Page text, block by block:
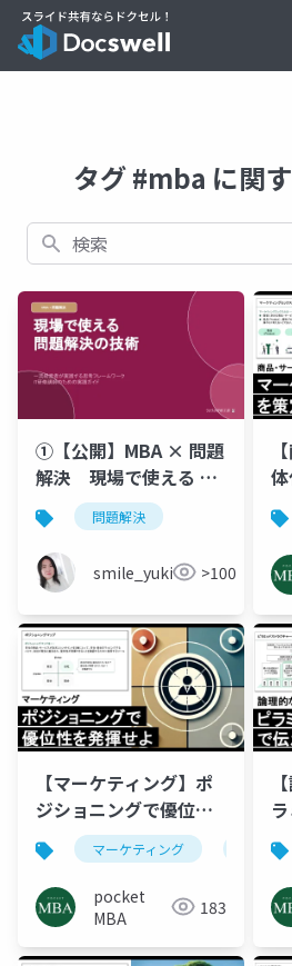
タグ #mba に関
検索
①【公開】MBA × 問題
解決 現場で使える 問
題解決の技術 一流経
営者が実践する思考フ
レームワーク IT研修講
師のための実践ガイド
_20260625.pptx
問題解決
smile_yukiko_it>100
せよ
【マーケティング】ポ
ジショニングで優位性
を発揮せよマーケティング
pocket
MBA
183